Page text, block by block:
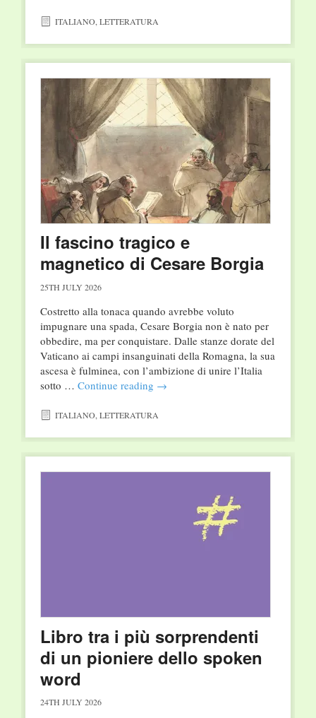
ITALIANO,LETTERATURA
Il fascino tragico e
magnetico di Cesare Borgia
25TH JULY 2026
Costretto alla tonaca quando avrebbe voluto
impugnare una spada, Cesare Borgia non è nato per
obbedire, ma per conquistare. Dalle stanze dorate del
Vaticano ai campi insanguinati della Romagna, la sua
ascesa è fulminea, con l’ambizione di unire l’Italia
sotto … Continue reading →
ITALIANO,LETTERATURA
Libro tra i più sorprendenti
di un pioniere dello spoken
word
24TH JULY 2026